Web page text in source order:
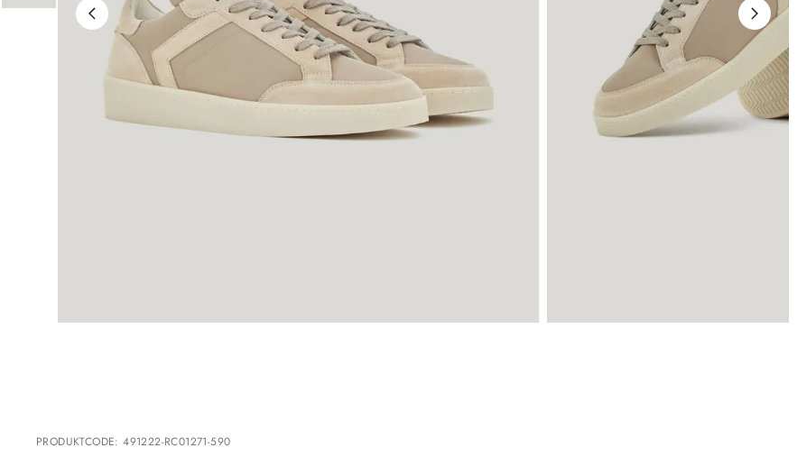
PRODUKTCODE:491222-RC01271-590